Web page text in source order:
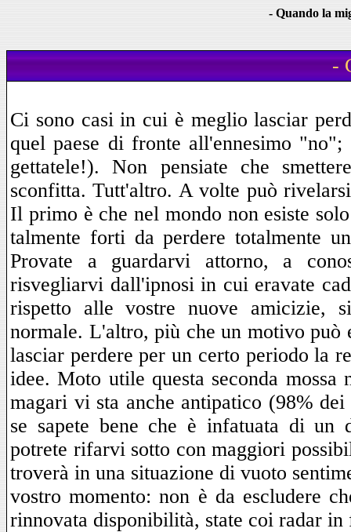
- Quando la
-
Ci sono casi in cui è meglio lasciar
quel paese di fronte all'ennesimo
gettatele!). Non pensiate che
sconfitta. Tutt'altro. A volte può
Il primo è che nel mondo non esiste
talmente forti da perdere totalmente
Provate a guardarvi attorno, a
risvegliarvi dall'ipnosi in cui eravate
rispetto alle vostre nuove amicizie,
normale. L'altro, più che un motivo può
lasciar perdere per un certo periodo la
idee. Moto utile questa seconda
magari vi sta anche antipatico (98%
se sapete bene che è infatuata di un
potrete rifarvi sotto con maggiori
troverà in una situazione di vuoto
vostro momento: non è da escludere
rinnovata disponibilità, state coi radar in